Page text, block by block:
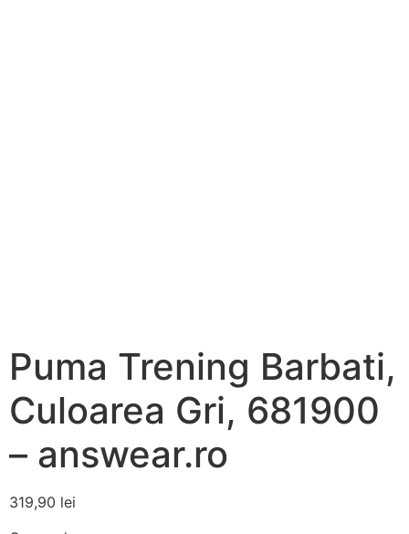
Puma Trening Barbati,
Culoarea Gri, 681900
– answear.ro
319,90 lei